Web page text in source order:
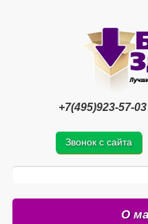
+7(495)923-57-03
Звонок с сайта
О